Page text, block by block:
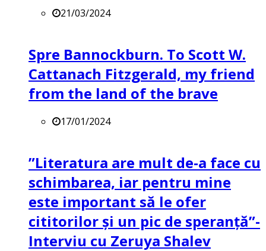
21/03/2024
Spre Bannockburn. To Scott W.
Cattanach Fitzgerald, my friend
from the land of the brave
17/01/2024
”Literatura are mult de-a face cu
schimbarea, iar pentru mine
este important să le ofer
cititorilor și un pic de speranță”-
Interviu cu Zeruya Shalev